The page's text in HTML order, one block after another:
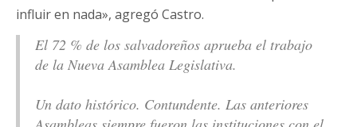
influir en nada», agregó Castro.
El 72 % de los salvadoreños aprueba el trabajo
de la Nueva Asamblea Legislativa.
Un dato histórico. Contundente. Las anteriores